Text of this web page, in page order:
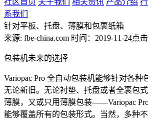
社区首页 关于我们 相关资讯 产品介绍
系我们
针对平板、托盘、薄膜和包裹纸箱
来源: fbe-china.com 时间：2019-11-24点
包装机未来的选择
Variopac Pro 全自动包装机能够针对各种
无论新旧。无论衬垫、托盘或者全裹包
薄膜，又或只用薄膜包装——Variopac
能够覆盖所有的包装形式。当然，多种